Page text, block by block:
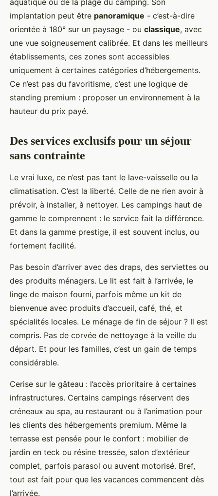
aquatique ou de la plage du camping. Son
implantation peut être panoramique - c’est-à-dire
orientée à 180° sur un paysage - ou classique, avec
une vue soigneusement calibrée. Et dans les meilleurs
établissements, ces zones sont accessibles
uniquement à certaines catégories d’hébergements.
Ce n’est pas du favoritisme, c’est une logique de
standing premium : proposer un environnement à la
hauteur du prix payé.
Des services exclusifs pour un séjour
sans contrainte
Le vrai luxe, ce n’est pas tant le lave-vaisselle ou la
climatisation. C’est la liberté. Celle de ne rien avoir à
prévoir, à installer, à nettoyer. Les campings haut de
gamme le comprennent : le service fait la différence.
Et dans la gamme prestige, il est souvent inclus, ou
fortement facilité.
Pas besoin d’arriver avec des draps, des serviettes ou
des produits ménagers. Le lit est fait à l’arrivée, le
linge de maison fourni, parfois même un kit de
bienvenue avec produits d’accueil, café, thé, et
spécialités locales. Le ménage de fin de séjour ? Il est
compris. Pas de corvée de nettoyage à la veille du
départ. Et pour les familles, c’est un gain de temps
considérable.
Cerise sur le gâteau : l’accès prioritaire à certaines
infrastructures. Certains campings réservent des
créneaux au spa, au restaurant ou à l’animation pour
les clients des hébergements premium. Même la
terrasse est pensée pour le confort : mobilier de
jardin en teck ou résine tressée, salon d’extérieur
complet, parfois parasol ou auvent motorisé. Bref,
tout est fait pour que les vacances commencent dès
l’arrivée.